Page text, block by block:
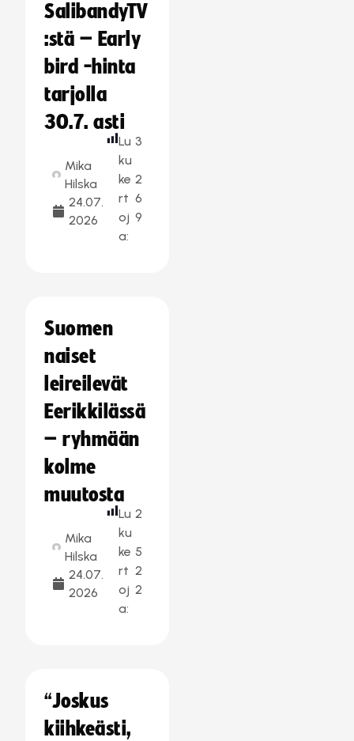
SalibandyTV
:stä – Early
bird -hinta
tarjolla
30.7. asti
Mika
Hilska
24.07.
2026
Lu
ku
ke
rt
oj
a:
3
2
6
9
Suomen
naiset
leireilevät
Eerikkilässä
– ryhmään
kolme
muutosta
Mika
Hilska
24.07.
2026
Lu
ku
ke
rt
oj
a:
2
5
2
2
“Joskus
kiihkeästi,